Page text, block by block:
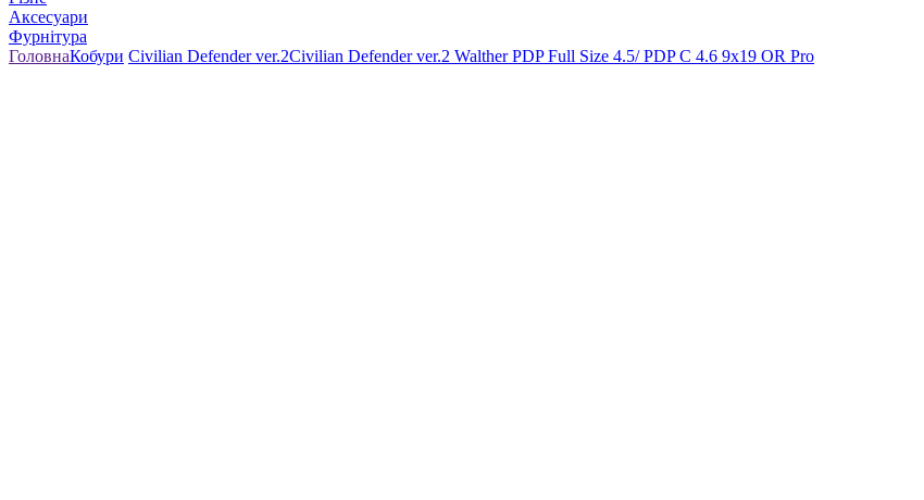
Аксесуари
Фурнітура
ГоловнаКобури Civilian Defender ver.2Civilian Defender ver.2 Walther PDP Full Size 4.5/ PDP C 4.6 9x19 OR Pro